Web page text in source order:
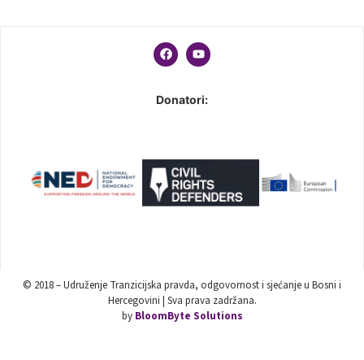
Donatori:
© 2018 – Udruženje Tranzicijska pravda, odgovornost i sjećanje u Bosni i
Hercegovini | Sva prava zadržana.
by BloomByte Solutions